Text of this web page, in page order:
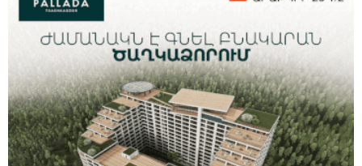
և պահեստների վրա
18:30:50 6-08-2026
«Ռեալ Մադրիդ»-ն ու «ՌԲ Լայպցիգը»
համաձայնության են եկել Յան Դիոմանդեի
տրանսֆերի վերաբերյալ
18:19:28 6-08-2026